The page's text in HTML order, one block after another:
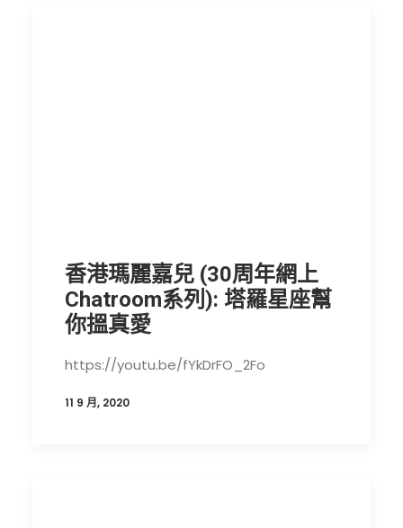
香港瑪麗嘉兒 (30周年網上
Chatroom系列): 塔羅星座幫
你搵真愛
https://youtu.be/fYkDrFO_2Fo
11 9 月, 2020